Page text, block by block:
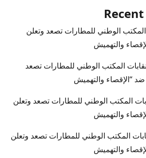
المكتب الوطني للمطارات تصعد وتعلن
والتهميش
نقابات المكتب الوطني للمطارات تصعد
ضد “الإقصاء والتهميش
المكتب الوطني للمطارات تصعد وتعلن
والتهميش
المكتب الوطني للمطارات تصعد وتعلن
والتهميش